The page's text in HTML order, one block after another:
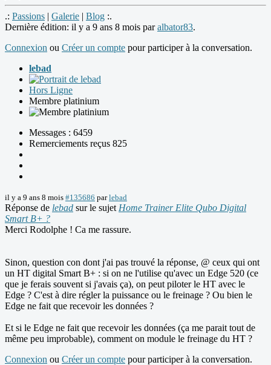
.: Passions | Galerie | Blog :.
Dernière édition: il y a 9 ans 8 mois paralbator83.
Connexion ou Créer un compte pour participer à la conversation.
lebad
Hors Ligne
Membre platinium
Messages : 6459
Remerciements reçus 825
il y a 9 ans 8 mois #135686 parlebad
Réponse de lebad sur le sujet Home Trainer Elite Qubo Digital
Smart B+ ?
Merci Rodolphe ! Ca me rassure.
Sinon, question con dont j'ai pas trouvé la réponse, @ ceux qui ont
un HT digital Smart B+ : si on ne l'utilise qu'avec un Edge 520 (ce
que je ferais souvent si j'avais ça), on peut piloter le HT avec le
Edge ? C'est à dire régler la puissance ou le freinage ? Ou bien le
Edge ne fait que recevoir les données ?
Et si le Edge ne fait que recevoir les données (ça me parait tout de
même peu improbable), comment on module le freinage du HT ?
Connexion ou Créer un compte pour participer à la conversation.